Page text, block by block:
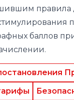
правила
баллов